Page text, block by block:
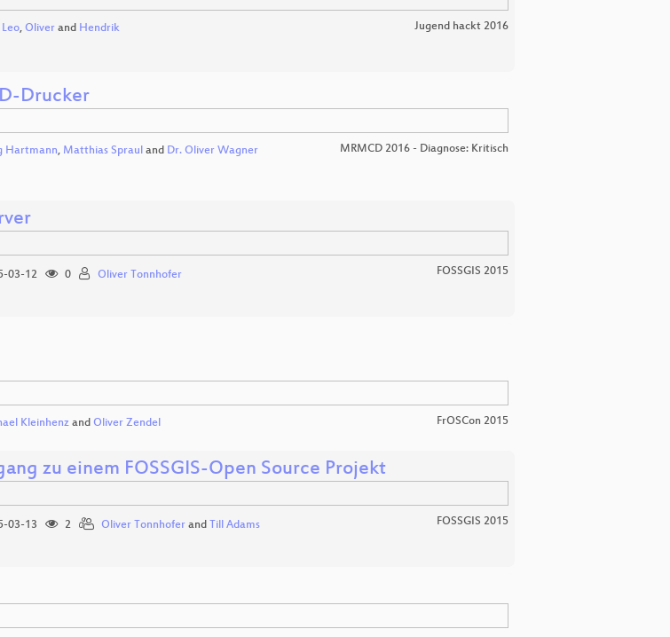
Leo, Oliver and Hendrik Jugend hackt 2016
Drucker
Hartmann, Matthias Spraul and Dr. Oliver Wagner MRMCD 2016 - Diagnose: Kritisch
03-12 0 Oliver Tonnhofer FOSSGIS 2015
Kleinhenz and Oliver Zendel FrOSCon 2015
zu einem FOSSGIS-Open Source Projekt
03-13 2 Oliver Tonnhoferand Till Adams FOSSGIS 2015